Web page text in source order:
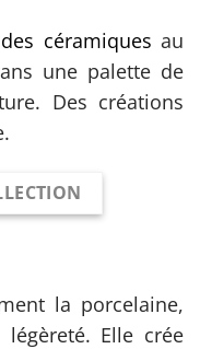
des céramiques au
une palette de
Des créations
la porcelaine,
Elle crée